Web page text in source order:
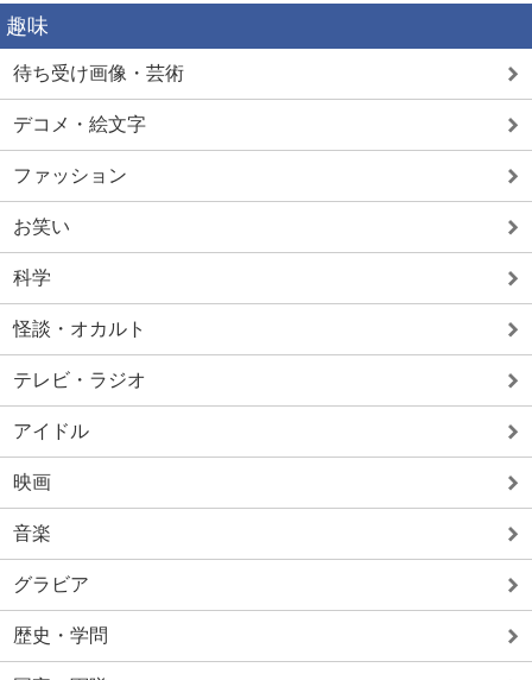
趣味
待ち受け画像・芸術
デコメ・絵文字
ファッション
お笑い
科学
怪談・オカルト
テレビ・ラジオ
アイドル
映画
音楽
グラビア
歴史・学問